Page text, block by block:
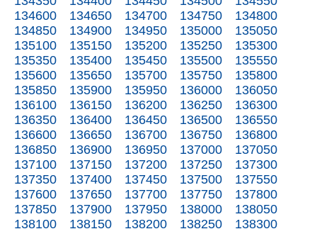
134600
134650 134700 134750
134800
134850
134900 134950 135000
135050
135100
135150 135200 135250
135300
135350
135400 135450 135500
135550
135600
135650 135700 135750
135800
135850
135900 135950 136000
136050
136100
136150 136200 136250
136300
136350
136400 136450 136500
136550
136600
136650 136700 136750
136800
136850
136900 136950 137000
137050
137100
137150 137200 137250
137300
137350
137400 137450 137500
137550
137600
137650 137700 137750
137800
137850
137900 137950 138000
138050
138100
138150 138200 138250
138300